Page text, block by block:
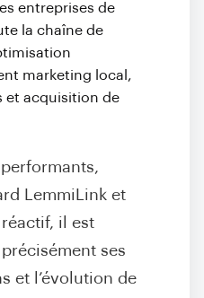
entreprises de
la chaîne de
marketing local,
et acquisition de
LemmiLink et
il est
ses
et l’évolution de